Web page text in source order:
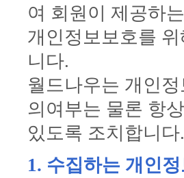
여 회원이 제공하
개인정보보호를
니다.
월드나우는 개인
의여부는 물론 항
있도록 조치합니다.
1. 수집하는 개인